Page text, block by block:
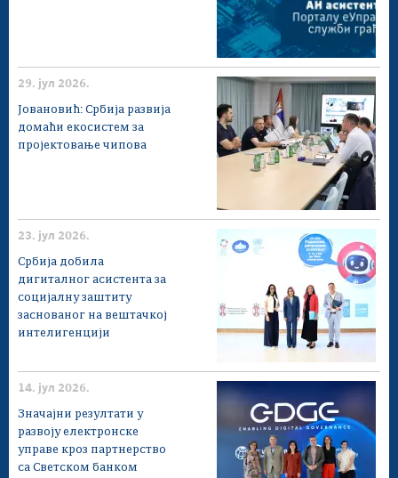
29. јул 2026.
Јовановић: Србија развија
домаћи екосистем за
пројектовање чипова
23. јул 2026.
Србија добила
дигиталног асистента за
социјалну заштиту
заснованог на вештачкој
интелигенцији
14. јул 2026.
Значајни резултати у
развоју електронске
управе кроз партнерство
са Светском банком